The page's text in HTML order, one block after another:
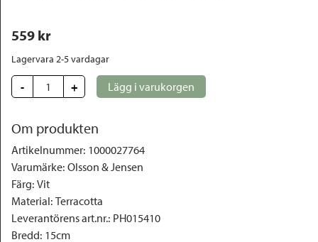
559 kr
Lagervara 2-5 vardagar
- + Lägg i varukorgen
Om produkten
Artikelnummer: 1000027764
Varumärke: Olsson & Jensen
Färg: Vit
Material: Terracotta
Leverantörens art.nr.: PH015410
Bredd: 15cm